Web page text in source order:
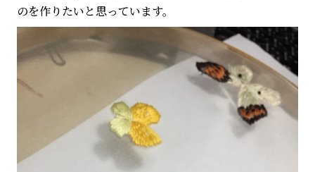
のを作りたいと思っています。